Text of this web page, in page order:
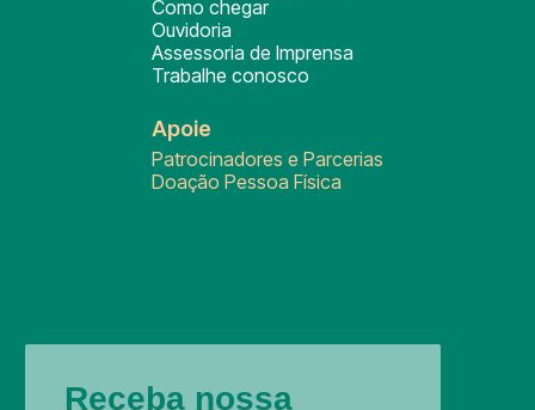
Como chegar
Ouvidoria
Assessoria de Imprensa
Trabalhe conosco
Apoie
Patrocinadores e Parcerias
Doação Pessoa Física